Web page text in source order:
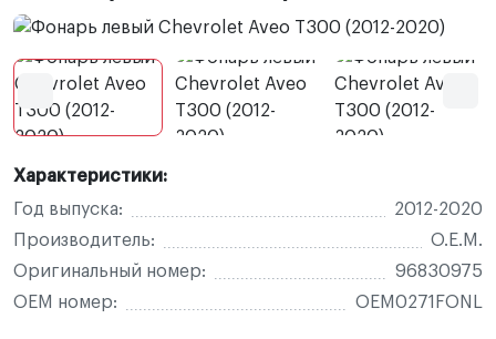
Характеристики:
Год выпуска:
2012-2020
Производитель:
O.E.M.
Оригинальный номер:
96830975
OEM номер:
OEM0271FONL